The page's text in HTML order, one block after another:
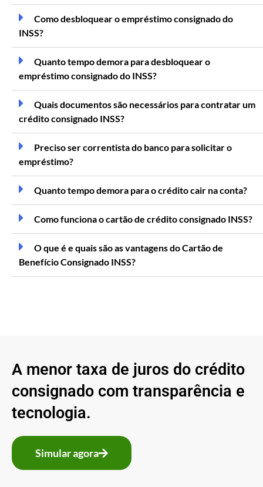
Como desbloquear o empréstimo consignado do
INSS?
Quanto tempo demora para desbloquear o
empréstimo consignado do INSS?
Quais documentos são necessários para contratar um
crédito consignado INSS?
Preciso ser correntista do banco para solicitar o
empréstimo?
Quanto tempo demora para o crédito cair na conta?
Como funciona o cartão de crédito consignado INSS?
O que é e quais são as vantagens do Cartão de
Benefício Consignado INSS?
A menor taxa de juros do crédito
consignado com transparência e
tecnologia.
Simular agora